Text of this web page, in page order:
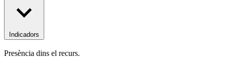
Indicadors
Presència dins el recurs.